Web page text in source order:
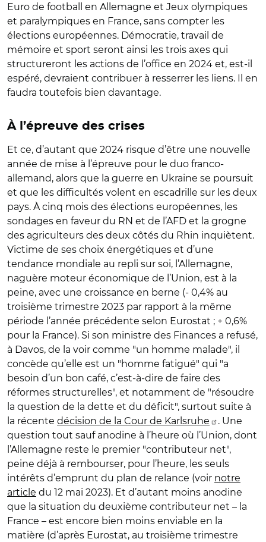
Euro de football en Allemagne et Jeux olympiques
et paralympiques en France, sans compter les
élections européennes. Démocratie, travail de
mémoire et sport seront ainsi les trois axes qui
structureront les actions de l’office en 2024 et, est-il
espéré, devraient contribuer à resserrer les liens. Il en
faudra toutefois bien davantage.
À l’épreuve des crises
Et ce, d’autant que 2024 risque d’être une nouvelle
année de mise à l’épreuve pour le duo franco-
allemand, alors que la guerre en Ukraine se poursuit
et que les difficultés volent en escadrille sur les deux
pays. À cinq mois des élections européennes, les
sondages en faveur du RN et de l’AFD et la grogne
des agriculteurs des deux côtés du Rhin inquiètent.
Victime de ses choix énergétiques et d’une
tendance mondiale au repli sur soi, l’Allemagne,
naguère moteur économique de l’Union, est à la
peine, avec une croissance en berne (- 0,4% au
troisième trimestre 2023 par rapport à la même
période l’année précédente selon Eurostat ; + 0,6%
pour la France). Si son ministre des Finances a refusé,
à Davos, de la voir comme "un homme malade", il
concède qu’elle est un "homme fatigué" qui "a
besoin d’un bon café, c’est-à-dire de faire des
réformes structurelles", et notamment de "résoudre
la question de la dette et du déficit", surtout suite à
la récente décision de la Cour de Karlsruhe
. Une
question tout sauf anodine à l’heure où l’Union, dont
l’Allemagne reste le premier "contributeur net",
peine déjà à rembourser, pour l’heure, les seuls
intérêts d’emprunt du plan de relance (voir notre
article du 12 mai 2023). Et d’autant moins anodine
que la situation du deuxième contributeur net – la
France – est encore bien moins enviable en la
matière (d’après Eurostat, au troisième trimestre